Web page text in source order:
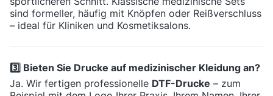
sind formeller, häufig mit Knöpfen oder Reißverschluss
– ideal für Kliniken und Kosmetiksalons.
3️⃣ Bieten Sie Drucke auf medizinischer Kleidung an?
Ja. Wir fertigen professionelle DTF-Drucke – zum